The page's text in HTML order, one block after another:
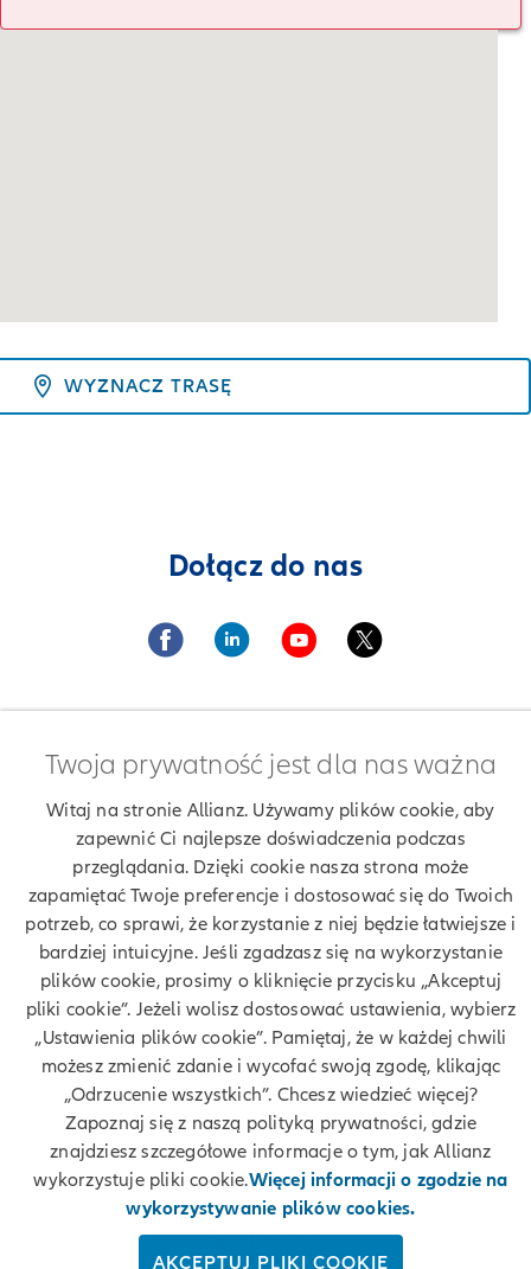
WYZNACZ TRASĘ
Dołącz do nas
Twoje dane
Polityka prywatności
Polityka cookies
Bezpieczeństwo
Zastrzeżenia prawne
Kontakt
Znajdź agenta Allianz. Znajdź placówkę Allianz
Ubezpieczenia Allianz Przemysław Granat
Twoja prywatność jest dla nas ważna
Witaj na stronie Allianz. Używamy plików cookie, aby
zapewnić Ci najlepsze doświadczenia podczas
przeglądania. Dzięki cookie nasza strona może
zapamiętać Twoje preferencje i dostosować się do Twoich
potrzeb, co sprawi, że korzystanie z niej będzie łatwiejsze i
bardziej intuicyjne. Jeśli zgadzasz się na wykorzystanie
plików cookie, prosimy o kliknięcie przycisku „Akceptuj
pliki cookie”. Jeżeli wolisz dostosować ustawienia, wybierz
„Ustawienia plików cookie”. Pamiętaj, że w każdej chwili
możesz zmienić zdanie i wycofać swoją zgodę, klikając
„Odrzucenie wszystkich”. Chcesz wiedzieć więcej?
Zapoznaj się z naszą polityką prywatności, gdzie
znajdziesz szczegółowe informacje o tym, jak Allianz
wykorzystuje pliki cookie.Więcej informacji o zgodzie na
wykorzystywanie plików cookies.
AKCEPTUJ PLIKI COOKIE